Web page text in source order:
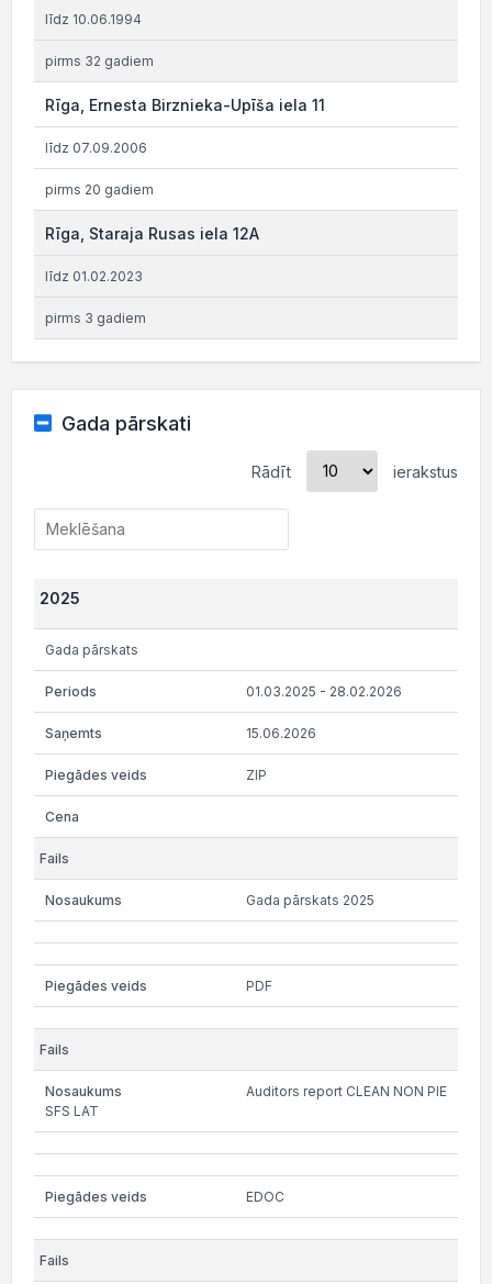
līdz 10.06.1994
pirms 32 gadiem
Rīga, Ernesta Birznieka-Upīša iela 11
līdz 07.09.2006
pirms 20 gadiem
Rīga, Staraja Rusas iela 12A
līdz 01.02.2023
pirms 3 gadiem
Gada pārskati
Rādīt ierakstus
2025
Gada pārskats
01.03.2025 - 28.02.2026
15.06.2026
ZIP
Gada pārskats 2025
PDF
Auditors report CLEAN NON PIE
SFS LAT
EDOC